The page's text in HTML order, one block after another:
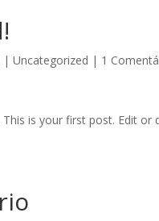
|Uncategorized | 1
is your first post. Edit or